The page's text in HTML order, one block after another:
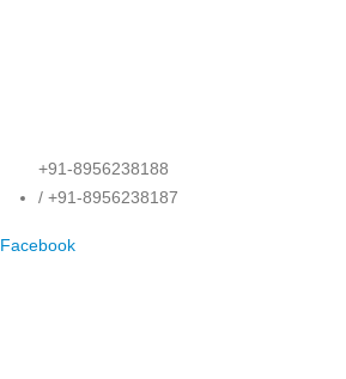
+91-8956238188
/ +91-8956238187
Facebook